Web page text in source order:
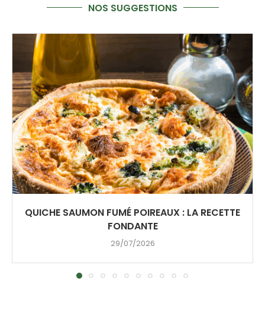
NOS SUGGESTIONS
QUICHE SAUMON FUMÉ POIREAUX : LA RECETTE
FONDANTE
29/07/2026